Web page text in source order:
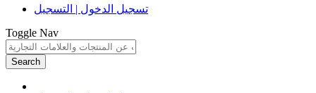
تسجيل الدخول | التسجيل
Toggle Nav
Search